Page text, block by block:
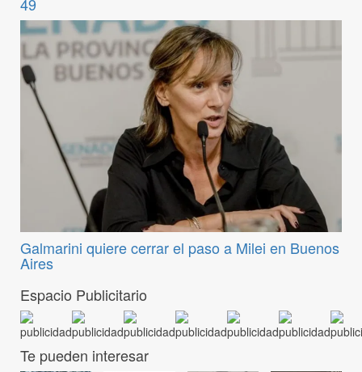
Galmarini quiere cerrar el paso a Milei en Buenos
Aires
Espacio Publicitario
Te pueden interesar